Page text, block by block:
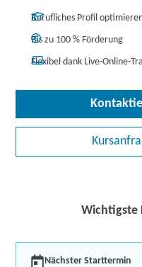
Berufliches Profil
Bis zu 100 % Förderung
Flexibel dank Live-Online-
Wichtigste
Nächster Starttermin